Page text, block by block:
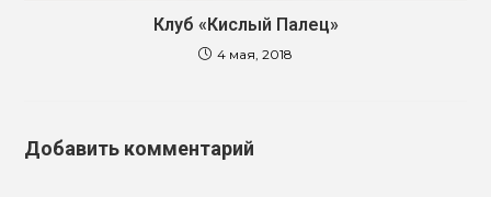
Клуб «Кислый Палец»
4 мая, 2018
Добавить комментарий